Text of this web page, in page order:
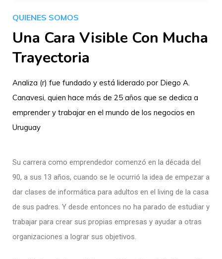
QUIENES SOMOS
Una Cara Visible Con Mucha
Trayectoria
Analiza (r) fue fundado y está liderado por Diego A.
Canavesi, quien hace más de 25 años que se dedica a
emprender y trabajar en el mundo de los negocios en
Uruguay
Su carrera como emprendedor comenzó en la década del
90, a sus 13 años, cuando se le ocurrió la idea de empezar a
dar clases de informática para adultos en el living de la casa
de sus padres. Y desde entonces no ha parado de estudiar y
trabajar para crear sus propias empresas y ayudar a otras
organizaciones a lograr sus objetivos.